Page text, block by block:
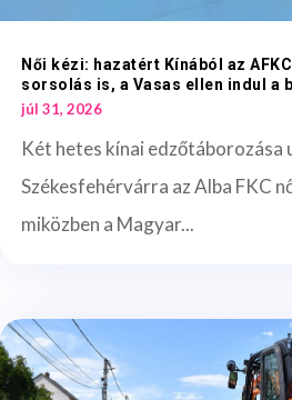
Női kézi: hazatért Kínából az
sorsolás is, a Vasas ellen indul a
júl 31, 2026
Két hetes kínai edzőtáborozása
Székesfehérvárra az Alba FKC
miközben a Magyar...